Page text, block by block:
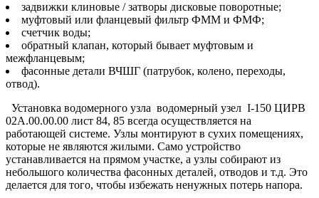
задвижки клиновые / затворы дисковые поворотные;
муфтовый или фланцевый фильтр ФММ и ФМФ;
счетчик воды;
обратный клапан, который бывает муфтовым и
межфланцевым;
фасонные детали ВЧШГ (патрубок, колено, переходы,
отвод).
Установка водомерного узла водомерный узел I-150 ЦИРВ
02А.00.00.00 лист 84, 85 всегда осуществляется на
работающей системе. Узлы монтируют в сухих помещениях,
которые не являются жилыми. Само устройство
устанавливается на прямом участке, а узлы собирают из
небольшого количества фасонных деталей, отводов и т.д. Это
делается для того, чтобы избежать ненужных потерь напора.